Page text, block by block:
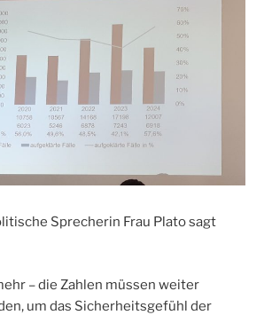
Sprecherin Frau Plato sagt
– die Zahlen müssen weiter
um das Sicherheitsgefühl der